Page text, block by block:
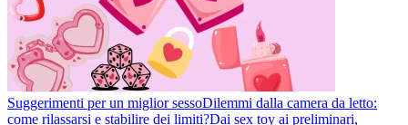
Suggerimenti per un miglior sessoDilemmi dalla camera da letto:
come rilassarsi e stabilire dei limiti?Dai sex toy ai preliminari,